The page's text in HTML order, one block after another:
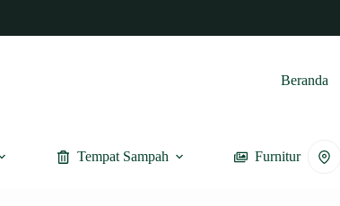
Beranda
Tempat Sampah Furnitur